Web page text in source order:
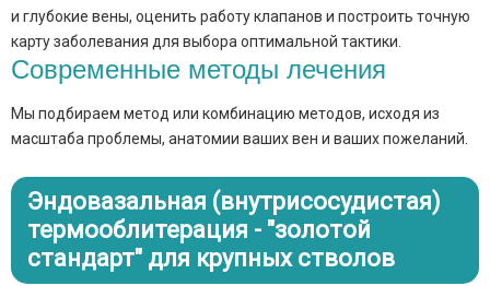
и глубокие вены, оценить работу клапанов и построить точную
карту заболевания для выбора оптимальной тактики.
Современные методы лечения
Мы подбираем метод или комбинацию методов, исходя из
масштаба проблемы, анатомии ваших вен и ваших пожеланий.
Эндовазальная (внутрисосудистая)
термооблитерация - "золотой
стандарт" для крупных стволов